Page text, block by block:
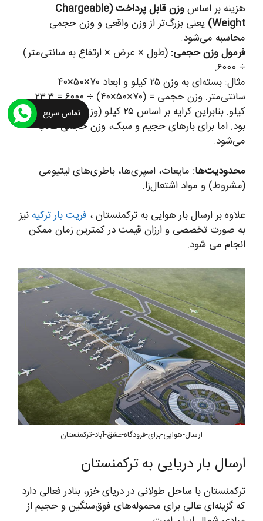
هزینه بر اساس
وزن قابل پرداخت (Chargeable
Weight) یعنی بزرگ‌تر از وزن واقعی و وزن حجمی
محاسبه می‌شود.
فرمول وزن حجمی: (طول × عرض × ارتفاع به سانتی‌متر)
÷ ۶۰۰۰.
مثال: بسته‌ای به وزن ۲۵ کیلو و ابعاد ۷۰×۵۰×۴۰
سانتی‌متر. وزن حجمی = (۷۰×۵۰×۴۰) ÷ ۶۰۰۰ = ۲۳.۳
کیلو. بنابراین کرایه بر اساس ۲۵ کیلو (وزن واقعی) خواهد
بود. اما برای بارهای حجیم و سبک، وزن حجمی غالب
می‌شود.
محدودیت‌ها: مایعات، اسپری‌ها، باطری‌های لیتیومی
(مشروط) و مواد اشتعال‌زا.
علاوه بر ارسال بار هوایی به ترکمنستان ، فریت بار ترکیه نیز
به صورت تخصصی و ارزان قیمت در کمترین زمان ممکن
انجام می شود.
ارسال-هوایی-برای-فرودگاه-عشق-آباد-ترکمنستان
ارسال بار دریایی به ترکمنستان
ترکمنستان با ساحل طولانی در دریای خزر، بنادر فعالی دارد
که گزینه‌ای عالی برای محموله‌های فوق‌سنگین و حجیم از
تماس سریع